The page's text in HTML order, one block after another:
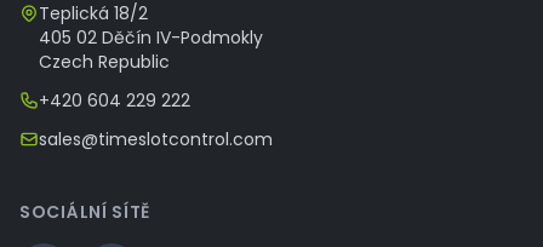
Teplická 18/2
405 02 Děčín IV-Podmokly
Czech Republic
+420 604 229 222
sales@timeslotcontrol.com
SOCIÁLNÍ SÍTĚ